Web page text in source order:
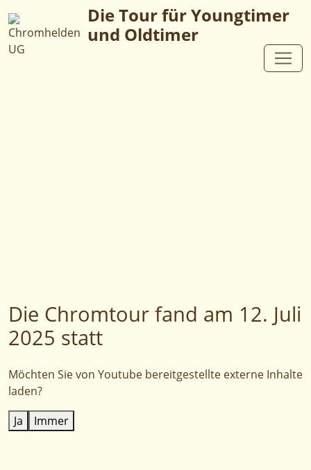
Die Tour für Youngtimer
und Oldtimer
Die Chromtour fand am 12. Juli
2025 statt
Möchten Sie von Youtube bereitgestellte externe Inhalte
laden?
Ja
Immer